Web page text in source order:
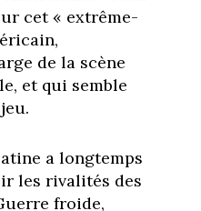
cet « extrême-
de la scène
et qui semble
a longtemps
les rivalités des
froide,